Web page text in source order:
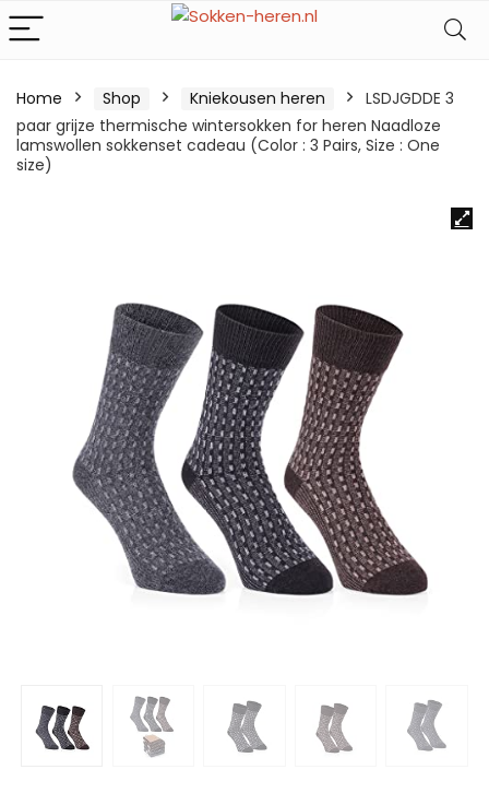
Home Shop Kniekousen heren
LSDJGDDE 3
paar grijze thermische wintersokken for heren Naadloze
lamswollen sokkenset cadeau (Color : 3 Pairs, Size : One
size)